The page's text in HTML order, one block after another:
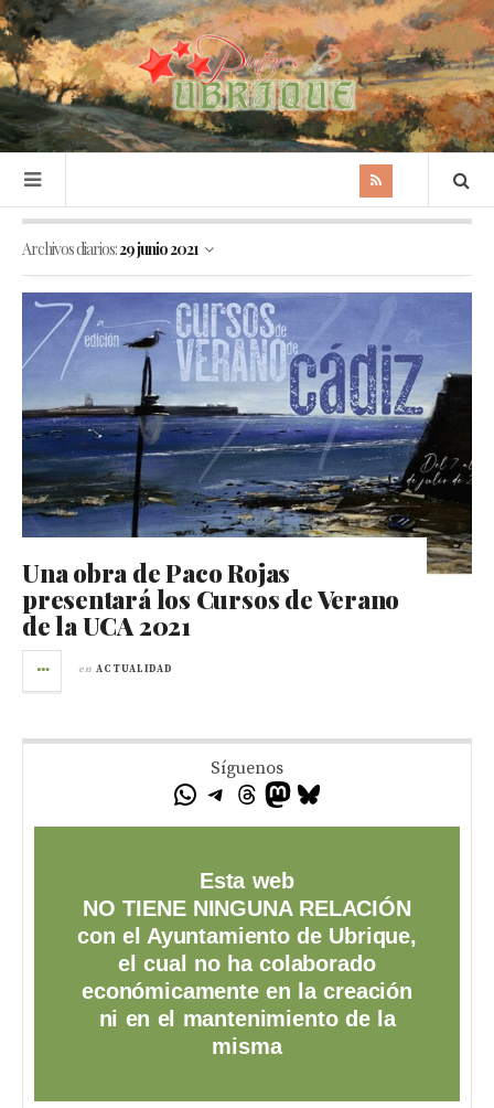
Archivos diarios:29 junio 2021
Una obra de Paco Rojas
presentará los Cursos de Verano
de la UCA 2021
en ACTUALIDAD
Síguenos
Esta web
NO TIENE NINGUNA RELACIÓN
con el Ayuntamiento de Ubrique,
el cual no ha colaborado
económicamente en la creación
ni en el mantenimiento de la
misma